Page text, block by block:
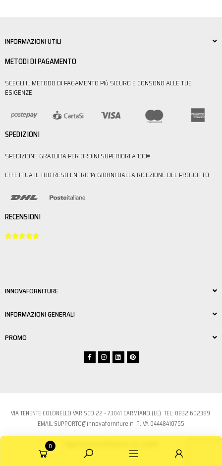
INFORMAZIONI UTILI
METODI DI PAGAMENTO
SCEGLI IL METODO DI PAGAMENTO PIù SICURO E CONSONO ALLE TUE
ESIGENZE.
SPEDIZIONI
SPEDIZIONE GRATUITA PER ORDINI SUPERIORI A 100€
EFFETTUA IL TUO RESO ENTRO 14 GIORNI DALLA RICEZIONE DEL PRODOTTO.
RECENSIONI

INNOVAFORNITURE
INFORMAZIONI GENERALI
PROMO
VIA TENENTE COLONELLO VARISCO 22 - 73041 CARMIANO (LE) TEL: 0832 602389
EMAILSUPPORTO@innovaforniture.it P.IVA 04448410755
0